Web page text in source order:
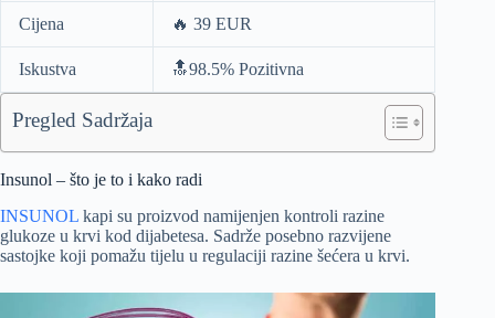
Cijena 🔥 39 EUR
Iskustva 🔝98.5% Pozitivna
Pregled Sadržaja
Insunol – što je to i kako radi
INSUNOL kapi su proizvod namijenjen kontroli razine
glukoze u krvi kod dijabetesa. Sadrže posebno razvijene
sastojke koji pomažu tijelu u regulaciji razine šećera u krvi.